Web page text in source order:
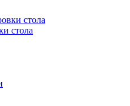
стола
стола